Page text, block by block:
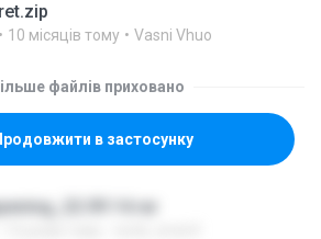
10 місяців тому Vasni Vhuo
файлів приховано
в застосунку